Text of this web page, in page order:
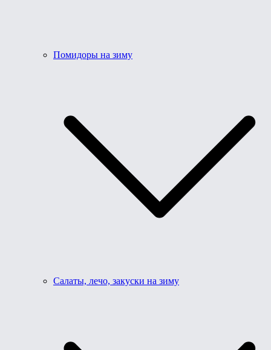
Помидоры на зиму
Салаты, лечо, закуски на зиму